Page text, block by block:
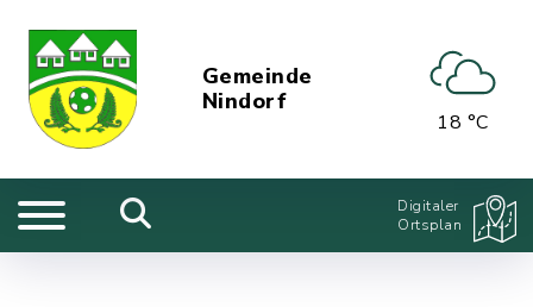
Gemeinde
Nindorf
18 °C
Digitaler
Ortsplan